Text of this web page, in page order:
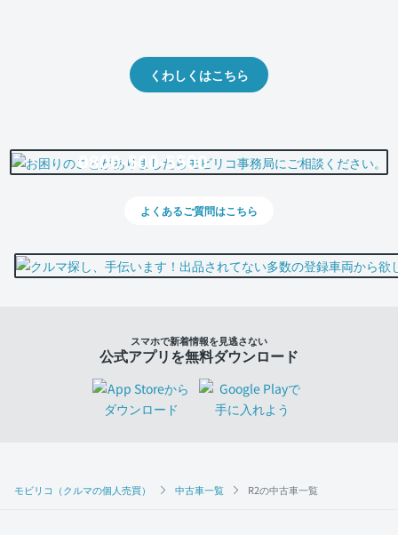
モビリコ（クルマの個人売買） 中古車一覧 R2の中古車一覧
くわしくはこちら
0800-500-5500
よくあるご質問はこちら
スマホで新着情報を見逃さない
公式アプリを無料ダウンロード